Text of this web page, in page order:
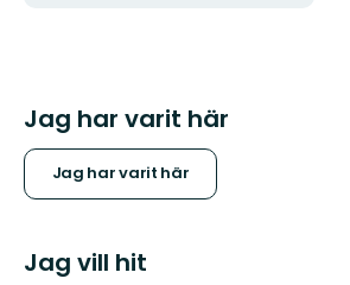
Jag har varit här
Jag har varit här
Jag vill hit